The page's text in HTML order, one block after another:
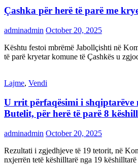
Çashka për herë të parë me
adminadmin October 20, 2025
Kështu festoi mbrëmë Jabollçishti në
të parë kryetar komune të Çashkës u
Lajme, Vendi
U rrit përfaqësimi i shqiptarëve
Butelit, për herë të parë 8
adminadmin October 20, 2025
Rezultati i zgjedhjeve të 19 tetorit, në
nxjerrën tetë këshilltarë nga 19